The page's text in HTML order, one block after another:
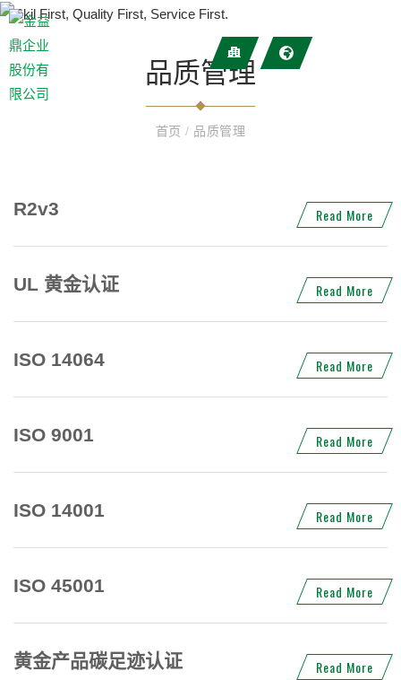
品质管理
首页/ 品质管理
R2v3 Read More
UL 黄金认证 Read More
ISO 14064 Read More
ISO 9001 Read More
ISO 14001 Read More
ISO 45001 Read More
黄金产品碳足迹认证 Read More